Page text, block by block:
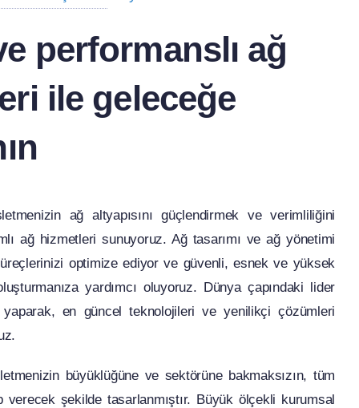
performanslı ağ
ile geleceğe
ağ altyapısını güçlendirmek ve verimliliğini
ağ hizmetleri sunuyoruz. Ağ tasarımı ve ağ yönetimi
optimize ediyor ve güvenli, esnek ve yüksek
yardımcı oluyoruz. Dünya çapındaki lider
en güncel teknolojileri ve yenilikçi çözümleri
büyüklüğüne ve sektörüne bakmaksızın, tüm
verecek şekilde tasarlanmıştır. Büyük ölçekli kurumsal